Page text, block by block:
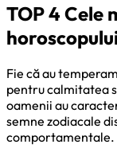
TOP 4 Cele
horoscopului
Fie că au
pentru calmitatea
oamenii au
semne zodiacale
comportamentale.